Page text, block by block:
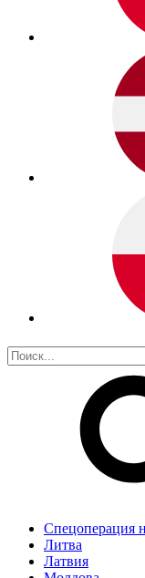
Спецоперация
Литва
Латвия